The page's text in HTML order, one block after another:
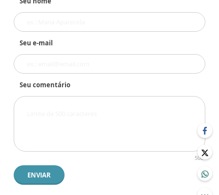
Seu e-mail
Seu comentário
500
ENVIAR